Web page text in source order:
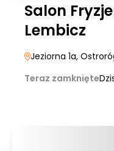
Salon
Lembicz
Jeziorna 1a,
Teraz zamknięte